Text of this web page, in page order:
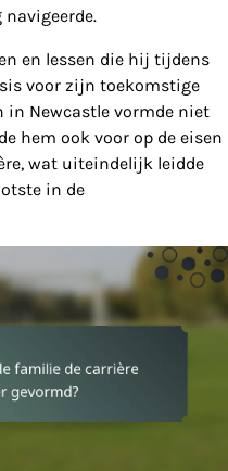
en lessen die hij tijdens
voor zijn toekomstige
in Newcastle vormde niet
hem ook voor op de eisen
wat uiteindelijk leidde
in de